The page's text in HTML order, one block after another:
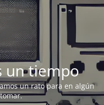
un tiempo
un rato para en algún